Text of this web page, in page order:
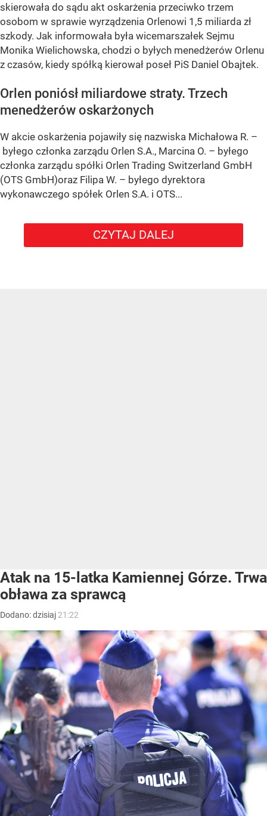
skierowała do sądu akt oskarżenia przeciwko trzem
osobom w sprawie wyrządzenia Orlenowi 1,5 miliarda zł
szkody. Jak informowała była wicemarszałek Sejmu
Monika Wielichowska, chodzi o byłych menedżerów Orlenu
z czasów, kiedy spółką kierował poseł PiS Daniel Obajtek.
Orlen poniósł miliardowe straty. Trzech
menedżerów oskarżonych
W akcie oskarżenia pojawiły się nazwiska Michałowa R. –
byłego członka zarządu Orlen S.A., Marcina O. – byłego
członka zarządu spółki Orlen Trading Switzerland GmbH
(OTS GmbH)oraz Filipa W. – byłego dyrektora
wykonawczego spółek Orlen S.A. i OTS...
CZYTAJ DALEJ
Atak na 15-latka Kamiennej Górze. Trwa
obława za sprawcą
Dodano:dzisiaj 21:22